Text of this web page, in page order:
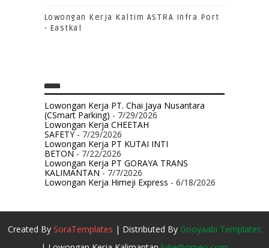
Lowongan Kerja Kaltim ASTRA Infra Port
- Eastkal
Lowongan Kerja PT. Chai Jaya Nusantara
(CSmart Parking) - 7/29/2026
Lowongan Kerja CHEETAH
SAFETY- 7/29/2026
Lowongan Kerja PT KUTAI INTI
BETON- 7/22/2026
Lowongan Kerja PT GORAYA TRANS
KALIMANTAN- 7/7/2026
Lowongan Kerja Himeji Express - 6/18/2026
Created By SoraTemplates | Distributed By Gooyaabi Templates